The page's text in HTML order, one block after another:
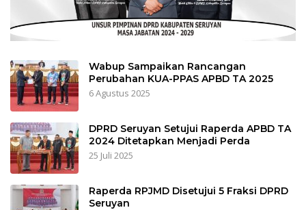
Wabup Sampaikan Rancangan
Perubahan KUA-PPAS APBD TA 2025
6 Agustus 2025
DPRD Seruyan Setujui Raperda APBD TA
2024 Ditetapkan Menjadi Perda
25 Juli 2025
Raperda RPJMD Disetujui 5 Fraksi DPRD
Seruyan